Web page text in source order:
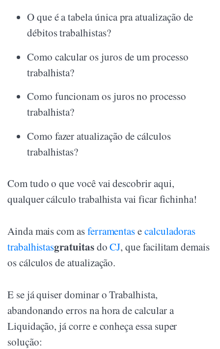
O que é a tabela única pra atualização de
débitos trabalhistas?
Como calcular os juros de um processo
trabalhista?
Como funcionam os juros no processo
trabalhista?
Como fazer atualização de cálculos
trabalhistas?
Com tudo o que você vai descobrir aqui,
qualquer cálculo trabalhista vai ficar fichinha!
Ainda mais com asferramentasecalculadoras
trabalhistasgratuitasdoCJ, que facilitam demais
os cálculos de atualização.
E se já quiser dominar o Trabalhista,
abandonando erros na hora de calcular a
Liquidação, já corre e conheça essa super
solução: